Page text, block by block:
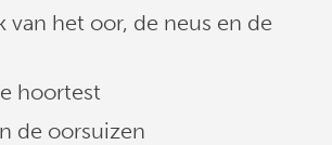
van het oor, de neus en de
hoortest
de oorsuizen